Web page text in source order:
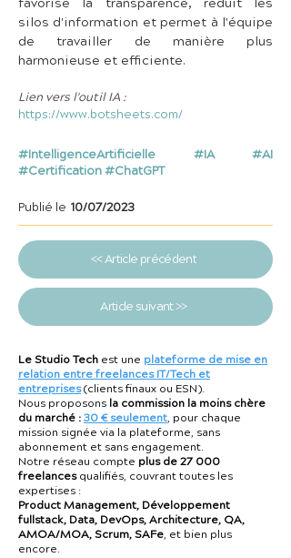
favorise la transparence, réduit les
silos d'information et permet à l'équipe
de travailler de manière plus
harmonieuse et efficiente.
Lien vers l'outil IA :
https://www.botsheets.com/
#IntelligenceArtificielle #IA #AI
#Certification #ChatGPT
Publié le 10/07/2023
<< Article précédent
Article suivant >>
Le Studio Tech est une plateforme de mise en
relation entre freelances IT/Tech et
entreprises(clients finaux ou ESN).
Nous proposons la commission la moins chère
du marché :30 € seulement, pour chaque
mission signée via la plateforme, sans
abonnement et sans engagement.
Notre réseau compte plus de 27 000
freelancesqualifiés, couvrant toutes les
expertises :
Product Management, Développement
fullstack, Data, DevOps, Architecture, QA,
AMOA/MOA, Scrum, SAFe, et bien plus
encore.